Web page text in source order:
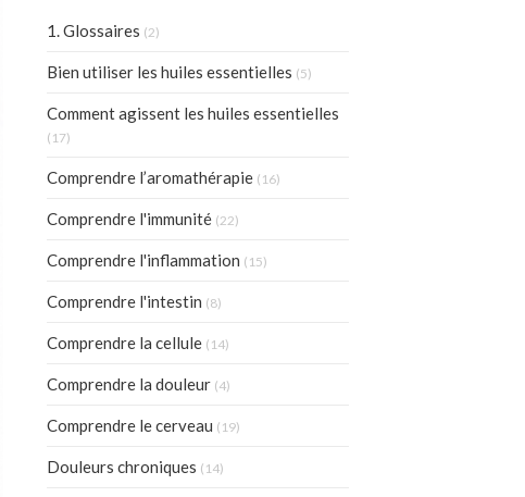
1. Glossaires (2)
Bien utiliser les huiles essentielles (5)
Comment agissent les huiles essentielles
(17)
Comprendre l’aromathérapie (16)
Comprendre l'immunité (22)
Comprendre l'inflammation (15)
Comprendre l'intestin (8)
Comprendre la cellule (14)
Comprendre la douleur (4)
Comprendre le cerveau (19)
Douleurs chroniques (14)